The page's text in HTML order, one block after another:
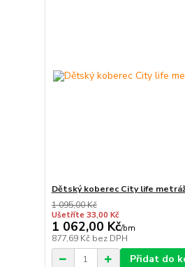
Dětský koberec City life
1 095,00 Kč
Ušetříte 33,00 Kč
1 062,00 Kč/bm
877,69 Kč bez DPH
Přidat do